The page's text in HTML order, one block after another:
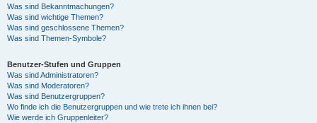
Was sind Bekanntmachungen?
Was sind wichtige Themen?
Was sind geschlossene Themen?
Was sind Themen-Symbole?
Benutzer-Stufen und Gruppen
Was sind Administratoren?
Was sind Moderatoren?
Was sind Benutzergruppen?
Wo finde ich die Benutzergruppen und wie trete ich ihnen bei?
Wie werde ich Gruppenleiter?